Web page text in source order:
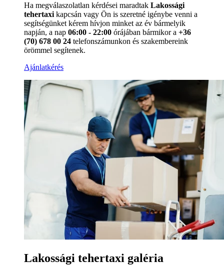
Ha megválaszolatlan kérdései maradtak Lakossági
tehertaxi kapcsán vagy Ön is szeretné igénybe venni a
segítségünket kérem hívjon minket az év bármelyik
napján, a nap 06:00 - 22:00 órájában bármikor a +36
(70) 678 00 24 telefonszámunkon és szakembereink
örömmel segítenek.
Ajánlatkérés
Lakossági tehertaxi galéria